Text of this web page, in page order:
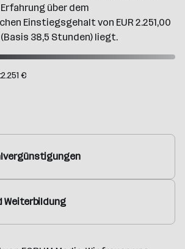
über dem
Einstiegsgehalt von EUR 2.251,00
38,5 Stunden) liegt.
2.251 €
Weiterbildung